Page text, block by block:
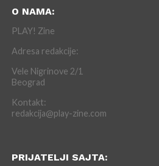
O NAMA:
PLAY! Zine
Adresa redakcije:
Vele Nigrinove 2/1
Beograd
Kontakt:
redakcija@play-zine.com
PRIJATELJI SAJTA: